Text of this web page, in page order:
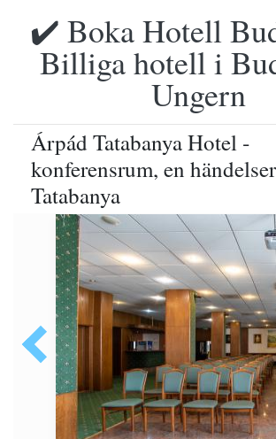
✔️ Boka Hotell
Billiga hotell i
Ungern
Árpád Tatabanya Hotel ­
konferensrum, en
Tatabanya